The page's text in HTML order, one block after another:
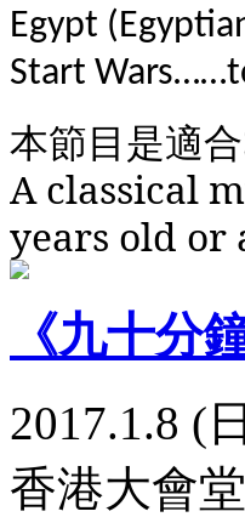
Egypt
Start
本節目是適合
A classical
years old or
《九十分
2017.1.8 (
香港大會